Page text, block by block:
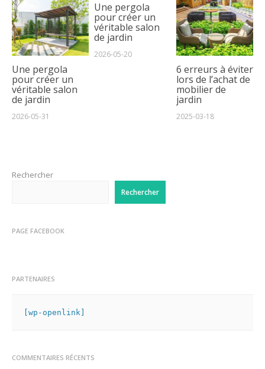
Une pergola
pour créer un
véritable salon
de jardin
2026-05-31
Une pergola
pour créer un
véritable salon
de jardin
2026-05-20
6 erreurs à éviter
lors de l’achat de
mobilier de
jardin
2025-03-18
Rechercher
Rechercher
PAGE FACEBOOK
PARTENAIRES
[wp-openlink]
COMMENTAIRES RÉCENTS